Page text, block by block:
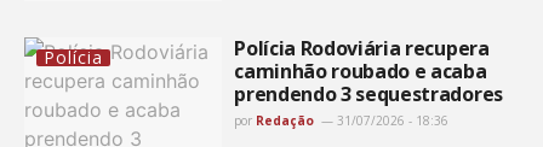
Polícia
Polícia Rodoviária recupera
caminhão roubado e acaba
prendendo 3 sequestradores
por Redação 31/07/2026 - 18:36